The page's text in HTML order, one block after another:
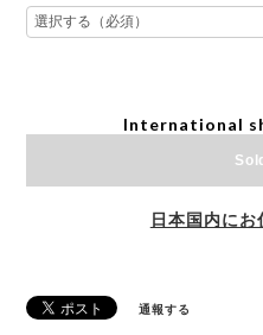
International
日本国内にお
通報する